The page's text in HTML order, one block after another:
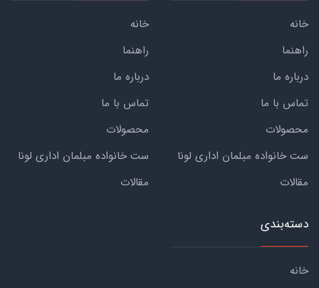
خانه
راهنما
درباره ما
تماس با ما
محصولات
ست خانواده مبلمان اداری لونا
مقالات
خانه
راهنما
درباره ما
تماس با ما
محصولات
ست خانواده مبلمان اداری لونا
مقالات
دسته‌بندی
خانه